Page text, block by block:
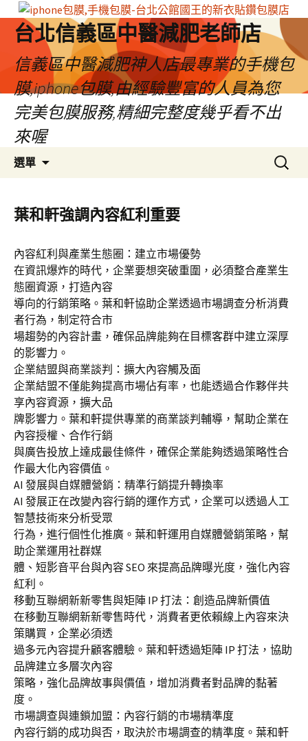
台北信義區中醫減肥老師店
信義區中醫減肥神人店最專業的手機包
膜,iphone包膜,由經驗豐富的人員為您
完美包膜服務,精細完整度幾乎看不出
來喔
選單
容
區
搜
尋
葉和軒強調內容紅利重要
內容紅利與產業生態圈：建立市場優勢
在資訊爆炸的時代，企業要想突破重圍，必須整合產業生
態圈資源，打造內容
導向的行銷策略。葉和軒協助企業透過市場調查分析消費
者行為，制定符合市
場趨勢的內容計畫，確保品牌能夠在目標客群中建立深厚
的影響力。
企業結盟與商業談判：擴大內容觸及面
企業結盟不僅能夠提高市場佔有率，也能透過合作夥伴共
享內容資源，擴大品
牌影響力。葉和軒提供專業的商業談判輔導，幫助企業在
內容授權、合作行銷
與廣告投放上達成最佳條件，確保企業能夠透過策略性合
作最大化內容價值。
AI 發展與自媒體營銷：精準行銷提升轉換率
AI 發展正在改變內容行銷的運作方式，企業可以透過人工
智慧技術來分析受眾
行為，進行個性化推廣。葉和軒運用自媒體營銷策略，幫
助企業運用社群媒
體、短影音平台與內容 SEO 來提高品牌曝光度，強化內容
紅利。
移動互聯網新新零售與矩陣 IP 打法：創造品牌新價值
在移動互聯網新新零售時代，消費者更依賴線上內容來決
策購買，企業必須透
過多元內容提升顧客體驗。葉和軒透過矩陣 IP 打法，協助
品牌建立多層次內容
策略，強化品牌故事與價值，增加消費者對品牌的黏著
度。
市場調查與連鎖加盟：內容行銷的市場精準度
內容行銷的成功與否，取決於市場調查的精準度。葉和軒